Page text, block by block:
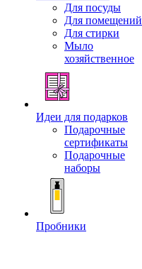
Для посуды
Для помещений
Для стирки
Мыло
хозяйственное
Идеи для подарков
Подарочные
сертификаты
Подарочные
наборы
Пробники